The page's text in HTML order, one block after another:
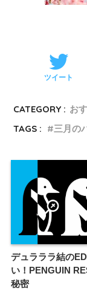
ツイート
CATEGORY : お
TAGS :
三月の
デュラララ結の
い！PENGUIN
秘密